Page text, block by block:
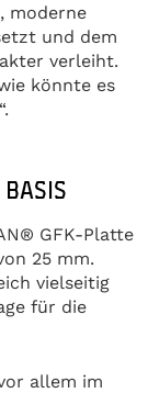
moderne
und dem
verleiht.
könnte es
GFK-Platte
25 mm.
vielseitig
für die
allem im